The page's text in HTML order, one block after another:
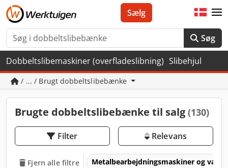
Søg
Sælg
Dobbeltslibemaskiner (overfladeslibning) Slibehjul
/ ... / Brugt dobbeltslibebænke
Brugte dobbeltslibebænke til salg (130)
Filter Relevans
Fjern alle filtre Metalbearbejdningsmaskiner og